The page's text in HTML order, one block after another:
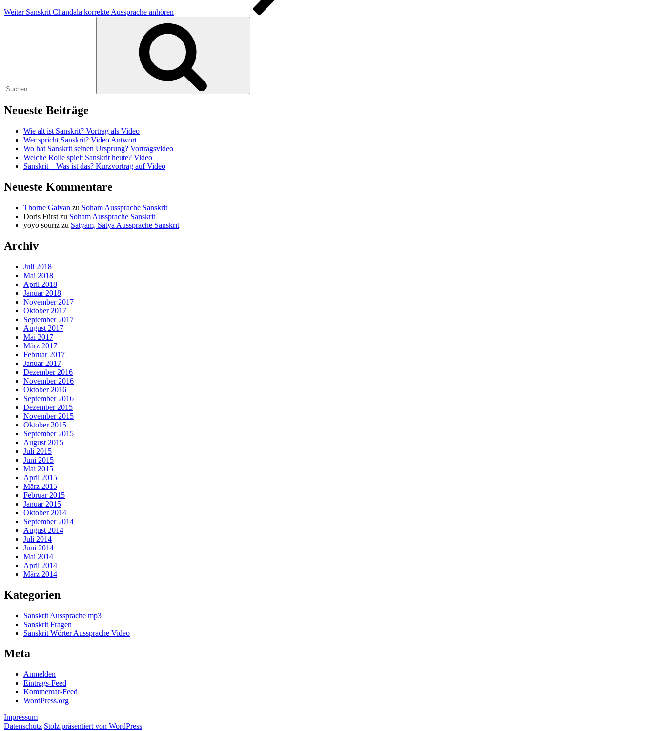
Weiter Sanskrit Chandala korrekte Aussprache anhören
Neueste Beiträge
Wie alt ist Sanskrit? Vortrag als Video
Wer spricht Sanskrit? Video Antwort
Wo hat Sanskrit seinen Ursprung? Vortragsvideo
Welche Rolle spielt Sanskrit heute? Video
Sanskrit – Was ist das? Kurzvortrag auf Video
Neueste Kommentare
Thorne Galvan zu Soham Aussprache Sanskrit
Doris Fürst zu Soham Aussprache Sanskrit
yoyo souriz zu Satyam, Satya Aussprache Sanskrit
Archiv
Juli 2018
Mai 2018
April 2018
Januar 2018
November 2017
Oktober 2017
September 2017
August 2017
Mai 2017
März 2017
Februar 2017
Januar 2017
Dezember 2016
November 2016
Oktober 2016
September 2016
Dezember 2015
November 2015
Oktober 2015
September 2015
August 2015
Juli 2015
Juni 2015
Mai 2015
April 2015
März 2015
Februar 2015
Januar 2015
Oktober 2014
September 2014
August 2014
Juli 2014
Juni 2014
Mai 2014
April 2014
März 2014
Kategorien
Sanskrit Aussprache mp3
Sanskrit Fragen
Sanskrit Wörter Aussprache Video
Meta
Anmelden
Eintrags-Feed
Kommentar-Feed
WordPress.org
Impressum
Datenschutz Stolz präsentiert von WordPress